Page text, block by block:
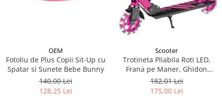
OEM
Fotoliu de Plus Copii Sit-Up cu
Spatar si Sunete Bebe Bunny
140,00 Lei
128,25 Lei
Scooter
Trotineta Pliabila Roti LED,
Frana pe Maner, Ghidon
Reglabil - Roz
182,01 Lei
175,00 Lei